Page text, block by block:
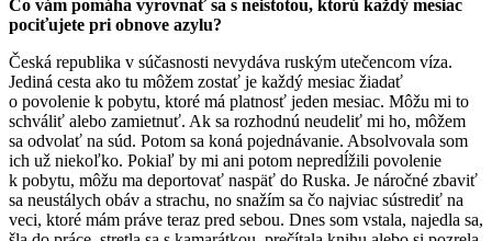
Čo vám pomáha vyrovnať sa s neistotou, ktorú každý mesiac
pociťujete pri obnove azylu?
Česká republika v súčasnosti nevydáva ruským utečencom víza.
Jediná cesta ako tu môžem zostať je každý mesiac žiadať
o povolenie k pobytu, ktoré má platnosť jeden mesiac. Môžu mi to
schváliť alebo zamietnuť. Ak sa rozhodnú neudeliť mi ho, môžem
sa odvolať na súd. Potom sa koná pojednávanie. Absolvovala som
ich už niekoľko. Pokiaľ by mi ani potom nepredĺžili povolenie
k pobytu, môžu ma deportovať naspäť do Ruska. Je náročné zbaviť
sa neustálych obáv a strachu, no snažím sa čo najviac sústrediť na
veci, ktoré mám práve teraz pred sebou. Dnes som vstala, najedla sa,